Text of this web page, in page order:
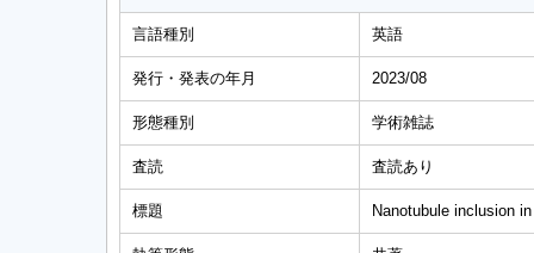
言語種別 英語
発行・発表の年月 2023/08
形態種別 学術雑誌
査読 査読あり
標題 Nanotubule inclusion